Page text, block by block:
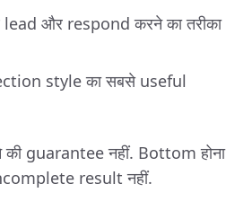
और respond करने का तरीका
style का सबसे useful
guarantee नहीं. Bottom होना
result नहीं.